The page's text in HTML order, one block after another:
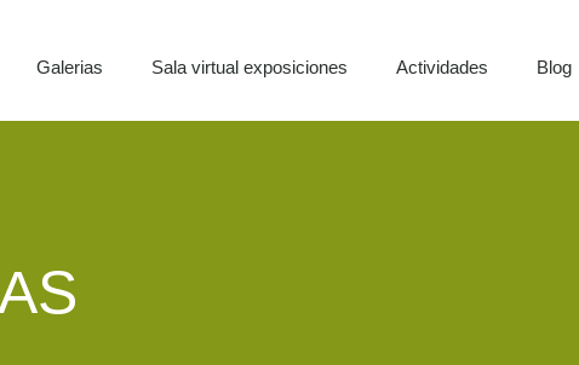
Galerias Sala virtual exposiciones Actividades Blog